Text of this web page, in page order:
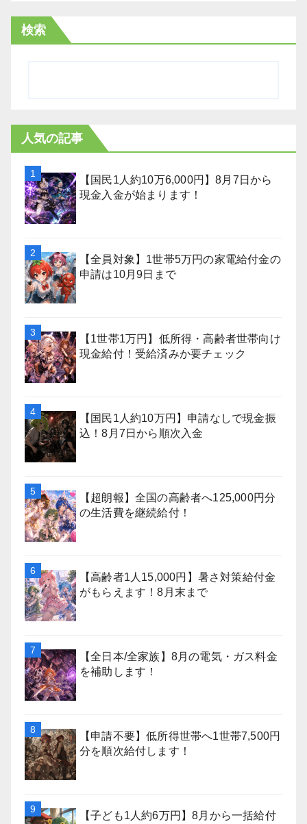
検索
人気の記事
【国民1人約10万6,000円】8月7日から
現金入金が始まります！
【全員対象】1世帯5万円の家電給付金の
申請は10月9日まで
【1世帯1万円】低所得・高齢者世帯向け
現金給付！受給済みか要チェック
【国民1人約10万円】申請なしで現金振
込！8月7日から順次入金
【超朗報】全国の高齢者へ125,000円分
の生活費を継続給付！
【高齢者1人15,000円】暑さ対策給付金
がもらえます！8月末まで
【全日本/全家族】8月の電気・ガス料金
を補助します！
【申請不要】低所得世帯へ1世帯7,500円
分を順次給付します！
【子ども1人約6万円】8月から一括給付